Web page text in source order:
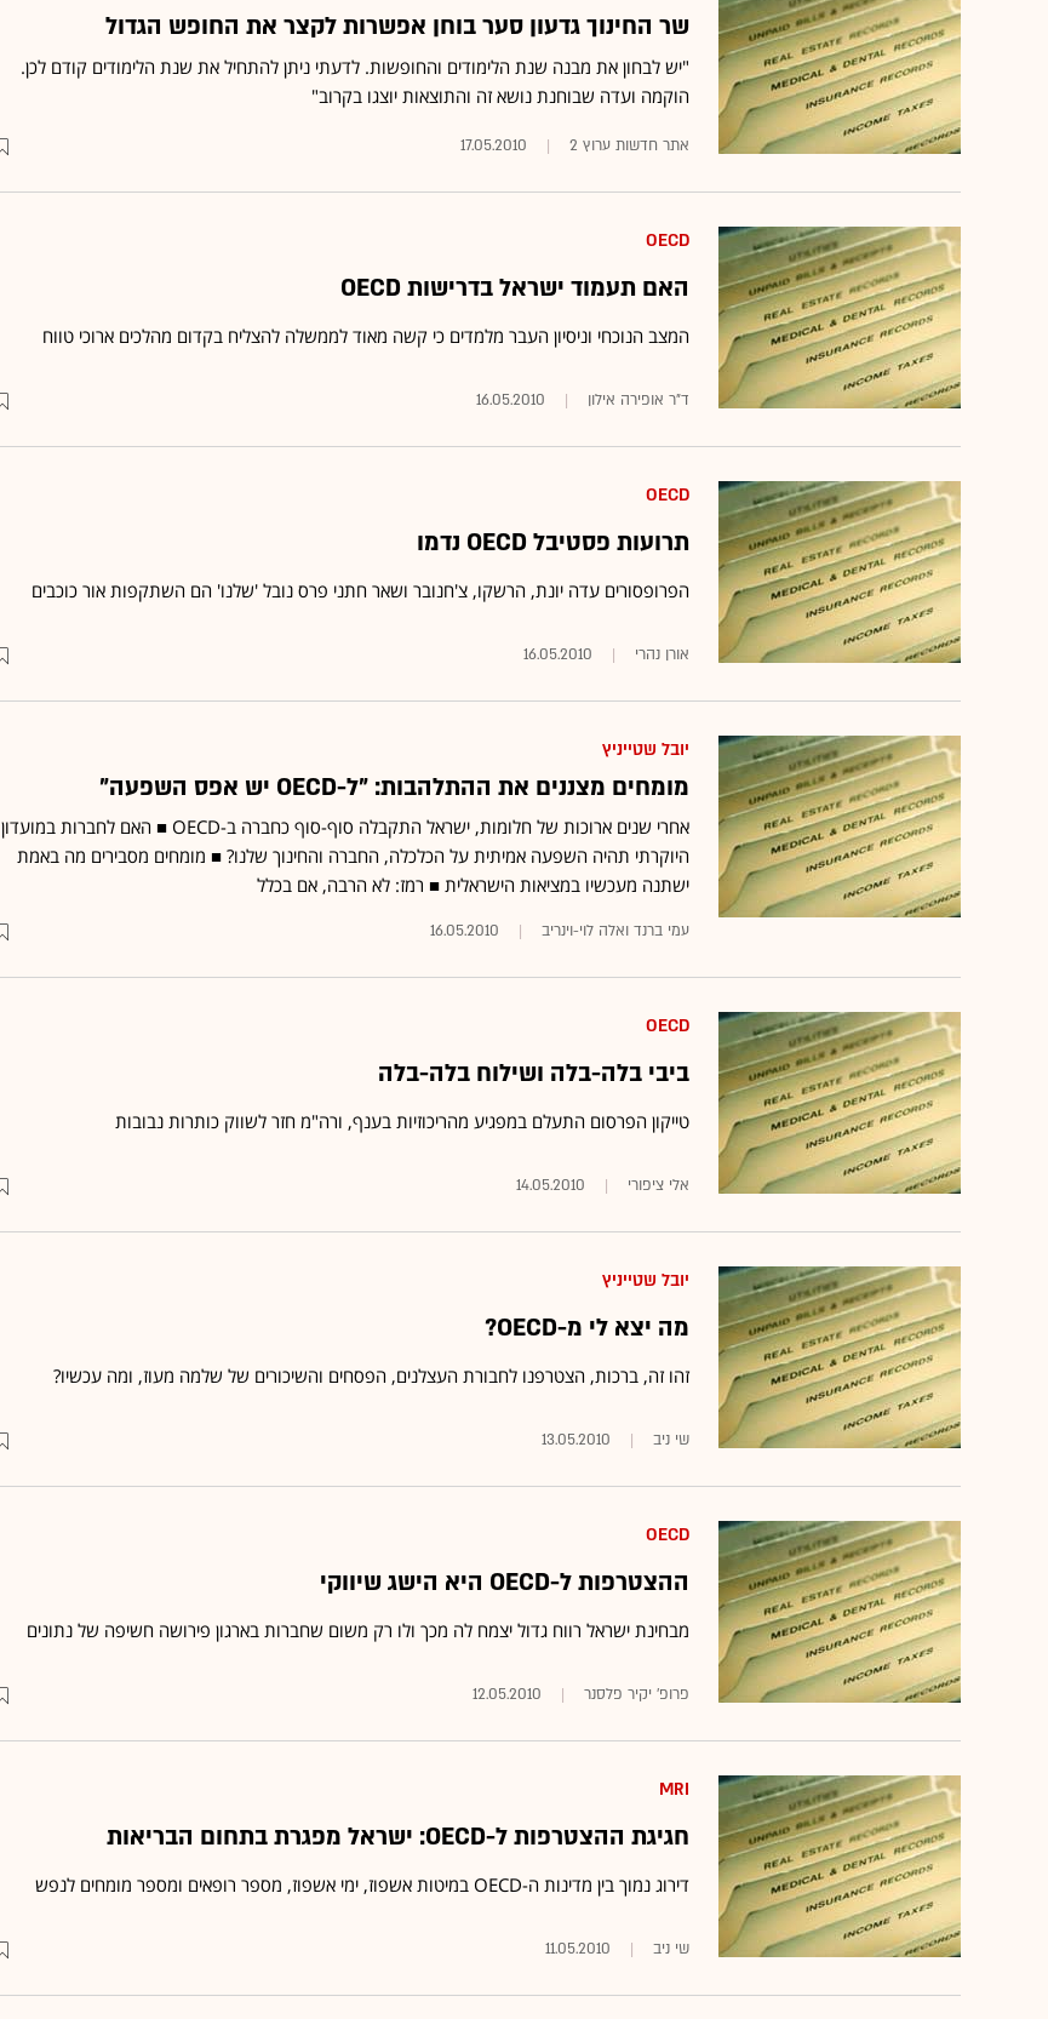
שר החינוך גדעון סער בוחן אפשרות לקצר את החופש הגדול
"יש לבחון את מבנה שנת הלימודים והחופשות. לדעתי ניתן להתחיל את שנת הלימודים קודם לכן.
הוקמה ועדה שבוחנת נושא זה והתוצאות יוצגו בקרוב"
אתר חדשות ערוץ 2 17.05.2010
OECD
האם תעמוד ישראל בדרישות OECD
המצב הנוכחי וניסיון העבר מלמדים כי קשה מאוד לממשלה להצליח בקדום מהלכים ארוכי טווח
ד"ר אופירה אילון 16.05.2010
OECD
תרועות פסטיבל OECD נדמו
הפרופסורים עדה יונת, הרשקו, צ'חנובר ושאר חתני פרס נובל 'שלנו' הם השתקפות אור כוכבים
אורן נהרי 16.05.2010
יובל שטייניץ
מומחים מצננים את ההתלהבות: "ל-OECD יש אפס השפעה"
אחרי שנים ארוכות של חלומות, ישראל התקבלה סוף-סוף כחברה ב-OECD ■ האם לחברות במועדון
היוקרתי תהיה השפעה אמיתית על הכלכלה, החברה והחינוך שלנו? ■ מומחים מסבירים מה באמת
ישתנה מעכשיו במציאות הישראלית ■ רמז: לא הרבה, אם בכלל
עמי ברנד ואלה לוי-וינריב 16.05.2010
OECD
ביבי בלה-בלה ושילוח בלה-בלה
טייקון הפרסום התעלם במפגיע מהריכוזיות בענף, ורה"מ חזר לשווק כותרות נבובות
אלי ציפורי 14.05.2010
יובל שטייניץ
מה יצא לי מ-OECD?
זהו זה, ברכות, הצטרפנו לחבורת העצלנים, הפסחים והשיכורים של שלמה מעוז, ומה עכשיו?
שי ניב 13.05.2010
OECD
ההצטרפות ל-OECD היא הישג שיווקי
מבחינת ישראל רווח גדול יצמח לה מכך ולו רק משום שחברות בארגון פירושה חשיפה של נתונים
פרופ' יקיר פלסנר 12.05.2010
MRI
חגיגת ההצטרפות ל-OECD: ישראל מפגרת בתחום הבריאות
דירוג נמוך בין מדינות ה-OECD במיטות אשפוז, ימי אשפוז, מספר רופאים ומספר מומחים לנפש
שי ניב 11.05.2010